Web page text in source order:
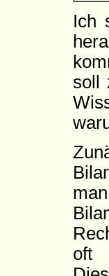
Ich
soll
oft